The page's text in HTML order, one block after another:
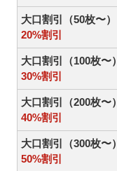
大口割引（50枚〜）
20%割引
大口割引（100枚〜）
30%割引
大口割引（200枚〜）
40%割引
大口割引（300枚〜）
50%割引